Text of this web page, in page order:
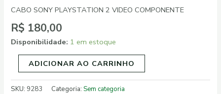
CABO SONY PLAYSTATION 2 VIDEO COMPONENTE
R$ 180,00
Disponibilidade: 1 em estoque
ADICIONAR AO CARRINHO
SKU: 9283 Categoria:Sem categoria